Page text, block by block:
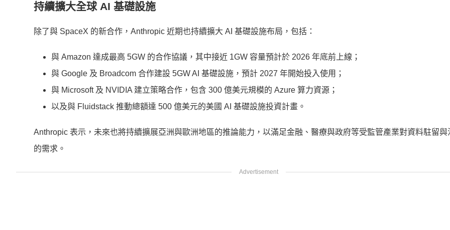
持續擴大全球 AI 基礎設施
除了與 SpaceX 的新合作，Anthropic 近期也持續擴大 AI 基礎設施布局，包括：
與 Amazon 達成最高 5GW 的合作協議，其中接近 1GW 容量預計於 2026 年底前上線；
與 Google 及 Broadcom 合作建設 5GW AI 基礎設施，預計 2027 年開始投入使用；
與 Microsoft 及 NVIDIA 建立策略合作，包含 300 億美元規模的 Azure 算力資源；
以及與 Fluidstack 推動總額達 500 億美元的美國 AI 基礎設施投資計畫。
Anthropic 表示，未來也將持續擴展亞洲與歐洲地區的推論能力，以滿足金融、醫療與政府等受監管產業對資料駐留與
的需求。